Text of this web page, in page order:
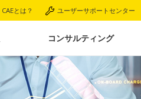
CAEとは？ ユーザーサポートセンター
コンサルティング